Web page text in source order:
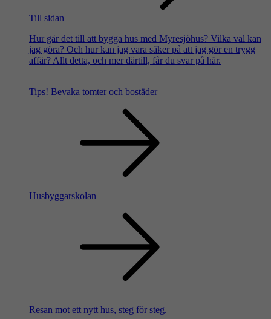
Till sidan
Hur går det till att bygga hus med Myresjöhus? Vilka val kan
jag göra? Och hur kan jag vara säker på att jag gör en trygg
affär? Allt detta, och mer därtill, får du svar på här.
Tips! Bevaka tomter och bostäder
Husbyggarskolan
Resan mot ett nytt hus, steg för steg.